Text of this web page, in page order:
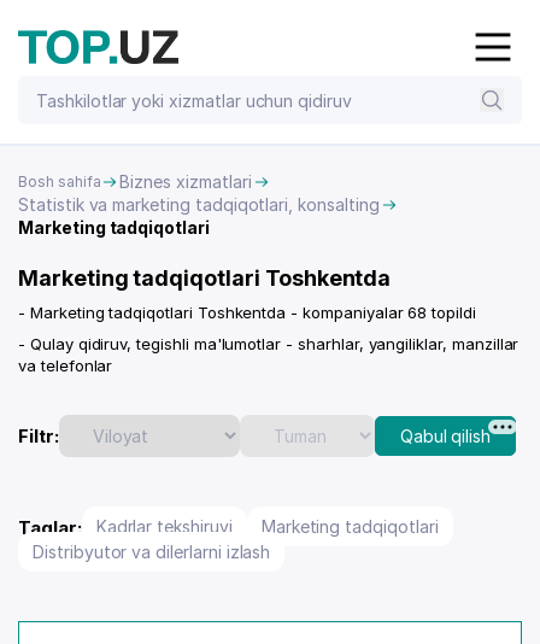
Bosh sahifa
Biznes xizmatlari
Statistik va marketing tadqiqotlari, konsalting
Marketing tadqiqotlari
Marketing tadqiqotlari Toshkentda
- Marketing tadqiqotlari Toshkentda - kompaniyalar 68 topildi
- Qulay qidiruv, tegishli ma'lumotlar - sharhlar, yangiliklar, manzillar
va telefonlar
Filtr: Qabul qilish
Taglar: Kadrlar tekshiruvi
Marketing tadqiqotlari
Distribyutor va dilerlarni izlash